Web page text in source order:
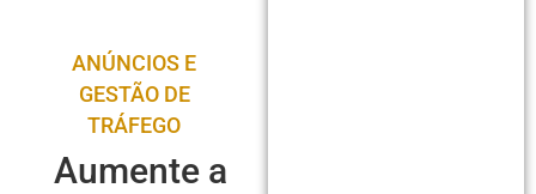
ANÚNCIOS E
GESTÃO DE
TRÁFEGO
Aumente a